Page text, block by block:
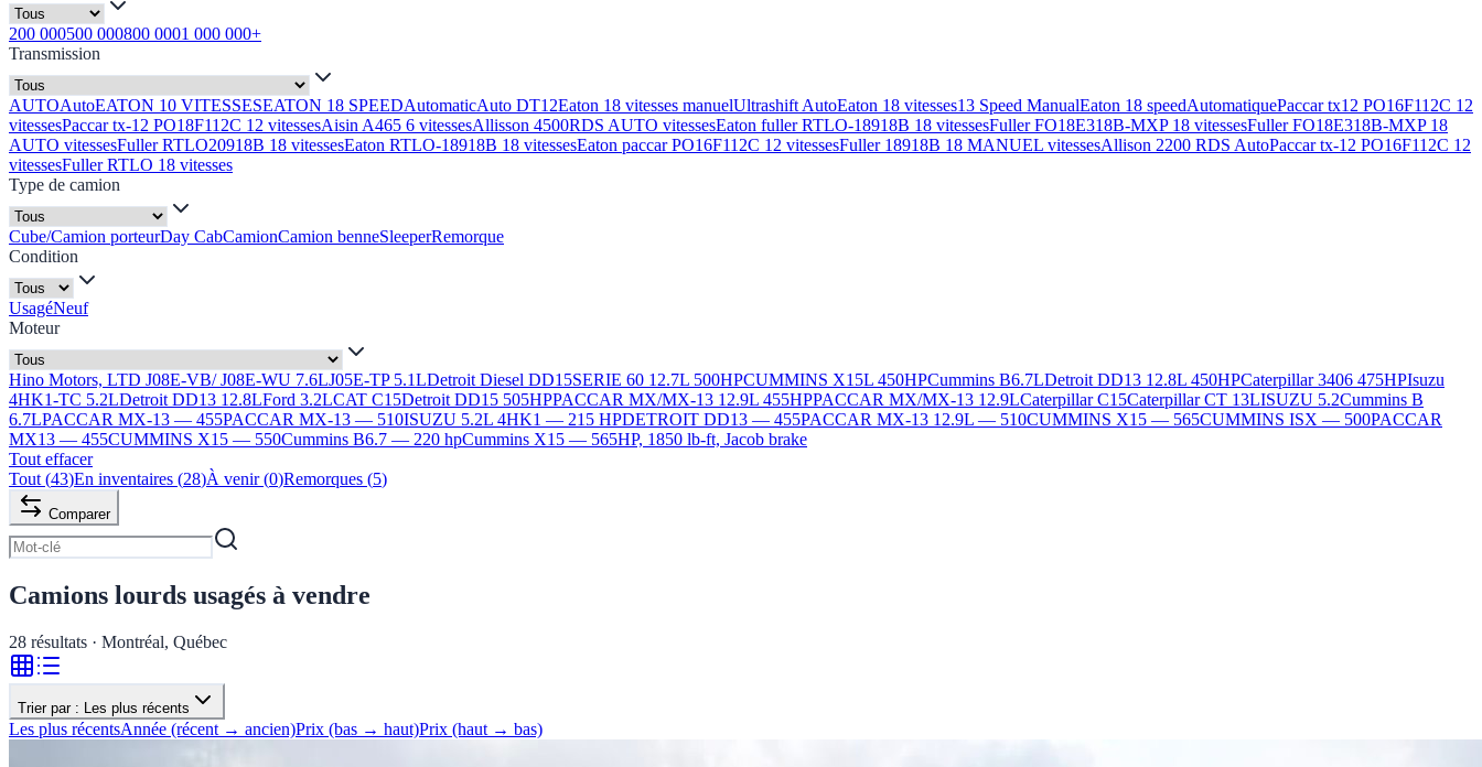
200 000500 000800 0001 000 000+
Transmission
AUTOAutoEATON 10 VITESSESEATON 18 SPEEDAutomaticAuto DT12Eaton 18 vitesses manuelUltrashift AutoEaton 18 vitesses13 Speed ManualEaton 18 speedAutomatiquePaccar tx12 PO16F112C 12
vitessesPaccar tx-12 PO18F112C 12 vitessesAisin A465 6 vitessesAllisson 4500RDS AUTO vitessesEaton fuller RTLO-18918B 18 vitessesFuller FO18E318B-MXP 18 vitessesFuller FO18E318B-MXP 18
AUTO vitessesFuller RTLO20918B 18 vitessesEaton RTLO-18918B 18 vitessesEaton paccar PO16F112C 12 vitessesFuller 18918B 18 MANUEL vitessesAllison 2200 RDS AutoPaccar tx-12 PO16F112C 12
vitessesFuller RTLO 18 vitesses
Type de camion
Cube/Camion porteurDay CabCamionCamion benneSleeperRemorque
Condition
UsagéNeuf
Moteur
Hino Motors, LTD J08E-VB/ J08E-WU 7.6LJ05E-TP 5.1LDetroit Diesel DD15SERIE 60 12.7L 500HPCUMMINS X15L 450HPCummins B6.7LDetroit DD13 12.8L 450HPCaterpillar 3406 475HPIsuzu
4HK1-TC 5.2LDetroit DD13 12.8LFord 3.2LCAT C15Detroit DD15 505HPPACCAR MX/MX-13 12.9L 455HPPACCAR MX/MX-13 12.9LCaterpillar C15Caterpillar CT 13LISUZU 5.2Cummins B
6.7LPACCAR MX-13 — 455PACCAR MX-13 — 510ISUZU 5.2L 4HK1 — 215 HPDETROIT DD13 — 455PACCAR MX-13 12.9L — 510CUMMINS X15 — 565CUMMINS ISX — 500PACCAR
MX13 — 455CUMMINS X15 — 550Cummins B6.7 — 220 hpCummins X15 — 565HP, 1850 lb-ft, Jacob brake
Tout effacer
Tout (43)En inventaires (28)À venir (0)Remorques (5)
Comparer
Camions lourds usagés à vendre
28 résultats · Montréal, Québec
Trier par : Les plus récents
Les plus récentsAnnée (récent → ancien)Prix (bas → haut)Prix (haut → bas)